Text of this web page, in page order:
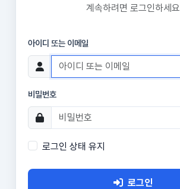
계속하려면 로그인하세요
아이디 또는 이메일
비밀번호
로그인 상태 유지
로그인